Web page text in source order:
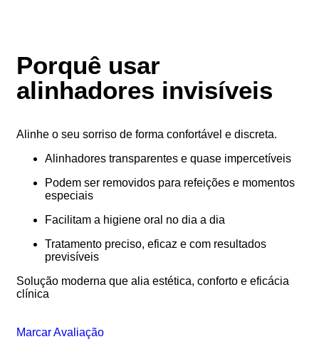
Porquê usar
alinhadores invisíveis
Alinhe o seu sorriso de forma confortável e discreta.
Alinhadores transparentes e quase impercetíveis
Podem ser removidos para refeições e momentos
especiais
Facilitam a higiene oral no dia a dia
Tratamento preciso, eficaz e com resultados
previsíveis
Solução moderna que alia estética, conforto e eficácia
clínica
Marcar Avaliação